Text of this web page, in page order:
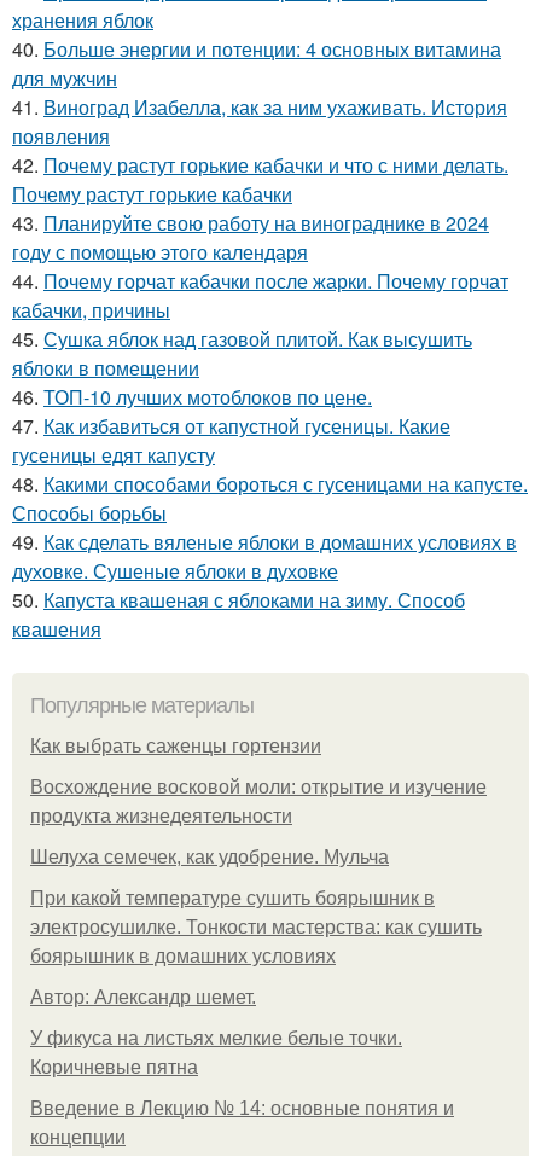
хранения яблок
40. Больше энергии и потенции: 4 основных витамина
для мужчин
41. Виноград Изабелла, как за ним ухаживать. История
появления
42. Почему растут горькие кабачки и что с ними делать.
Почему растут горькие кабачки
43. Планируйте свою работу на винограднике в 2024
году с помощью этого календаря
44. Почему горчат кабачки после жарки. Почему горчат
кабачки, причины
45. Сушка яблок над газовой плитой. Как высушить
яблоки в помещении
46. ТОП-10 лучших мотоблоков по цене.
47. Как избавиться от капустной гусеницы. Какие
гусеницы едят капусту
48. Какими способами бороться с гусеницами на капусте.
Способы борьбы
49. Как сделать вяленые яблоки в домашних условиях в
духовке. Сушеные яблоки в духовке
50. Капуста квашеная с яблоками на зиму. Способ
квашения
Популярные материалы
Как выбрать саженцы гортензии
Восхождение восковой моли: открытие и изучение
продукта жизнедеятельности
Шелуха семечек, как удобрение. Мульча
При какой температуре сушить боярышник в
электросушилке. Тонкости мастерства: как сушить
боярышник в домашних условиях
Автор: Александр шемет.
У фикуса на листьях мелкие белые точки.
Коричневые пятна
Введение в Лекцию № 14: основные понятия и
концепции